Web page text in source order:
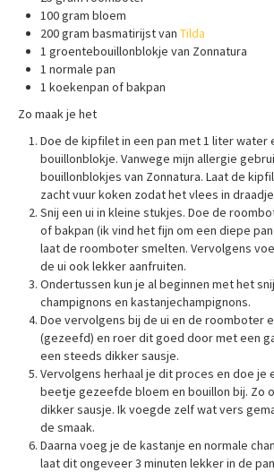
100 gram bloem
200 gram basmatirijst van Tilda
1 groentebouillonblokje van Zonnatura
1 normale pan
1 koekenpan of bakpan
Zo maak je het
Doe de kipfilet in een pan met 1 liter water
bouillonblokje. Vanwege mijn allergie
bouillonblokjes van Zonnatura. Laat de
zacht vuur koken zodat het vlees in
Snij een ui in kleine stukjes. Doe de
of bakpan (ik vind het fijn om een diepe
laat de roomboter smelten. Vervolgens
de ui ook lekker aanfruiten.
Ondertussen kun je al beginnen met het
champignons en kastanjechampignons.
Doe vervolgens bij de ui en de roomboter
(gezeefd) en roer dit goed door met een
een steeds dikker sausje.
Vervolgens herhaal je dit proces en doe je
beetje gezeefde bloem en bouillon bij. Zo
dikker sausje. Ik voegde zelf wat vers
de smaak.
Daarna voeg je de kastanje en normale
laat dit ongeveer 3 minuten lekker in de